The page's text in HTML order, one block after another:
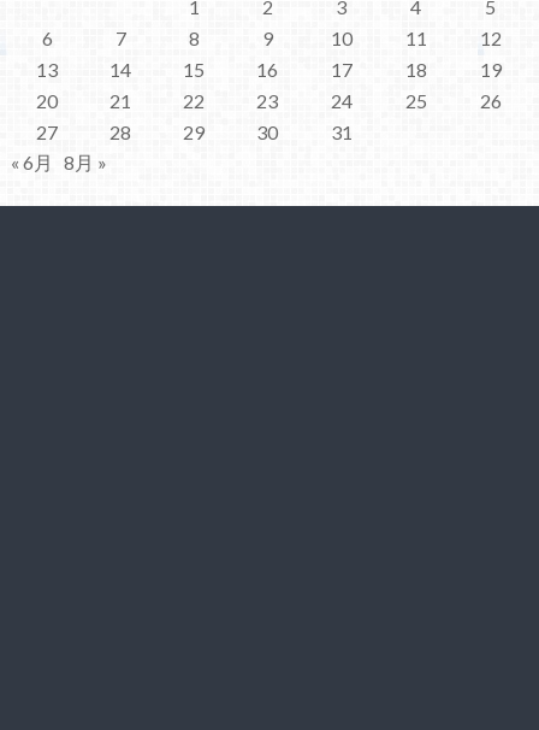
1
2 3 4
5
6
7 8 9 10 11
12
13
14 15 16 17 18
19
20
21 22 23 24 25
26
27
28 29 30
31
« 6月
8月 »